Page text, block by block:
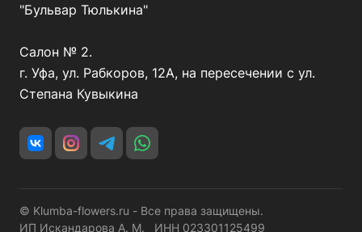
"Бульвар Тюлькина"
Салон № 2.
г. Уфа, ул. Рабкоров, 12А, на пересечении с ул.
Степана Кувыкина
© Klumba-flowers.ru - Все права защищены.
ИП Искандарова А. М. ИНН 023301125499